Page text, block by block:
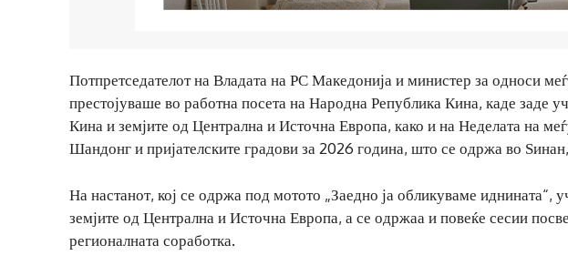
Потпретседателот на Владата на РС Македонија и министер за односи
престојуваше во работна посета на Народна Република Кина, каде заде
Кина и земјите од Централна и Источна Европа, како и на Неделата на
Шандонг и пријателските градови за 2026 година, што се одржа во
На настанот, кој се одржа под мотото „Заедно ја обликуваме иднината“,
земјите од Централна и Источна Европа, а се одржаа и повеќе сесии
регионалната соработка.